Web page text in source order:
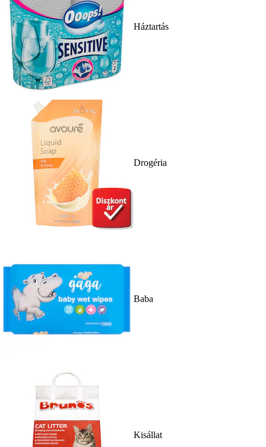
Háztartás
Drogéria
Baba
Kisállat